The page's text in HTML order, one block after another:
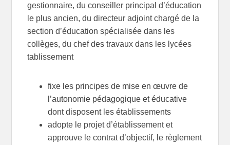
gestionnaire, du conseiller principal d’éducation
le plus ancien, du directeur adjoint chargé de la
section d’éducation spécialisée dans les
collèges, du chef des travaux dans les lycées
tablissement
fixe les principes de mise en œuvre de
l’autonomie pédagogique et éducative
dont disposent les établissements
adopte le projet d’établissement et
approuve le contrat d’objectif, le règlement